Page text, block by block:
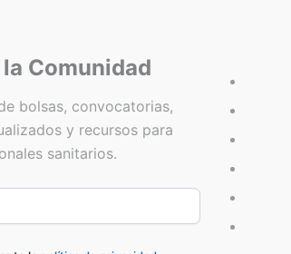
Comunidad
bolsas, convocatorias,
y recursos para
sanitarios.